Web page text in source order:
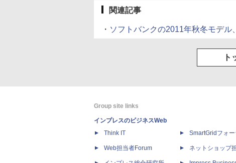
関連記事
・ ソフトバンクの2011年秋冬モデル
ト
Group site links
インプレスのビジネスWeb
Think IT
Web担当者Forum
SmartGridフォー
ネットショップ